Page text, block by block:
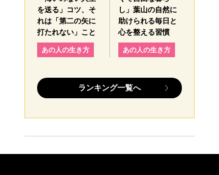
を送る」コツ、そ
れは「第二の矢に
打たれない」こと
あの人の生き方
し」葉山の自然に
助けられる毎日と
心を整える習慣
あの人の生き方
ランキング一覧へ